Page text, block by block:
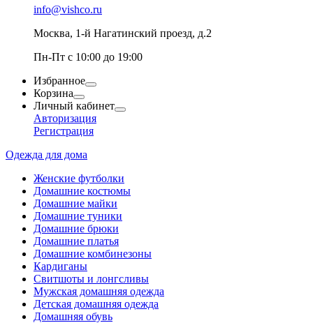
info@vishco.ru
Москва, 1-й Нагатинский проезд, д.2
Пн-Пт с 10:00 до 19:00
Избранное
Корзина
Личный кабинет
Авторизация
Регистрация
Одежда для дома
Женские футболки
Домашние костюмы
Домашние майки
Домашние туники
Домашние брюки
Домашние платья
Домашние комбинезоны
Кардиганы
Свитшоты и лонгсливы
Мужская домашняя одежда
Детская домашняя одежда
Домашняя обувь